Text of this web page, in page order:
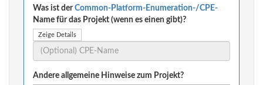
Was ist derCommon-Platform-Enumeration-/CPE-
Name für das Projekt (wenn es einen gibt)?
Zeige Details
Andere allgemeine Hinweise zum Projekt?